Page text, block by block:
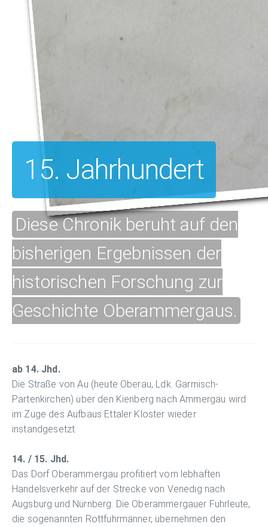
15. Jahrhundert
Diese Chronik beruht auf den
bisherigen Ergebnissen der
historischen Forschung zur
Geschichte Oberammergaus.
ab 14. Jhd.
Die Straße von Au (heute Oberau, Ldk. Garmisch-
Partenkirchen) über den Kienberg nach Ammergau wird
im Zuge des Aufbaus Ettaler Kloster wieder
instandgesetzt.
14. / 15. Jhd.
Das Dorf Oberammergau profitiert vom lebhaften
Handelsverkehr auf der Strecke von Venedig nach
Augsburg und Nürnberg. Die Oberammergauer Fuhrleute,
die sogenannten Rottfuhrmänner, übernehmen den